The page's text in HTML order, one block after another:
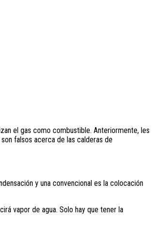
el gas como combustible. Anteriormente, les
falsos acerca de las calderas de
y una convencional es la colocación
vapor de agua. Solo hay que tener la